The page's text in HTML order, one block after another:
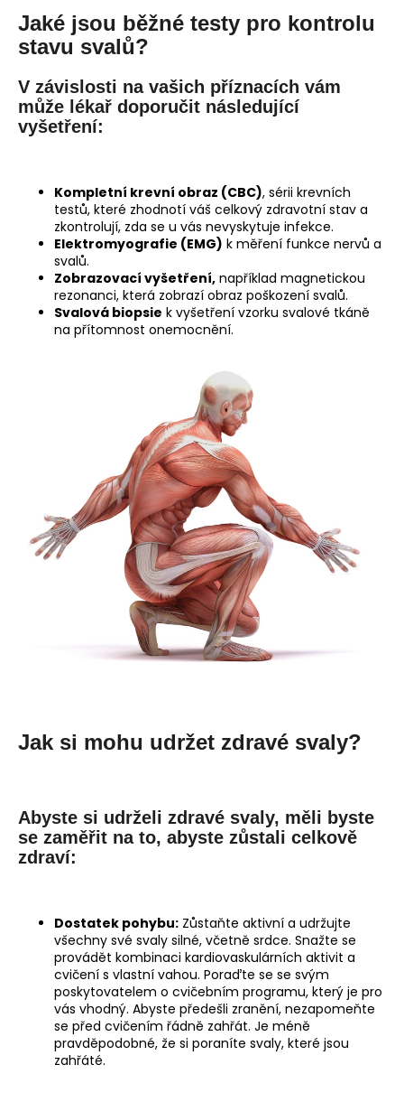
Jaké jsou běžné testy pro kontrolu
stavu svalů?
V závislosti na vašich příznacích vám
může lékař doporučit následující
vyšetření:
Kompletní krevní obraz (CBC), sérii krevních
testů, které zhodnotí váš celkový zdravotní stav a
zkontrolují, zda se u vás nevyskytuje infekce.
Elektromyografie (EMG) k měření funkce nervů a
svalů.
Zobrazovací vyšetření, například magnetickou
rezonanci, která zobrazí obraz poškození svalů.
Svalová biopsie k vyšetření vzorku svalové tkáně
na přítomnost onemocnění.
Jak si mohu udržet zdravé svaly?
Abyste si udrželi zdravé svaly, měli byste
se zaměřit na to, abyste zůstali celkově
zdraví:
Dostatek pohybu: Zůstaňte aktivní a udržujte
všechny své svaly silné, včetně srdce. Snažte se
provádět kombinaci kardiovaskulárních aktivit a
cvičení s vlastní vahou. Poraďte se se svým
poskytovatelem o cvičebním programu, který je pro
vás vhodný. Abyste předešli zranění, nezapomeňte
se před cvičením řádně zahřát. Je méně
pravděpodobné, že si poraníte svaly, které jsou
zahřáté.